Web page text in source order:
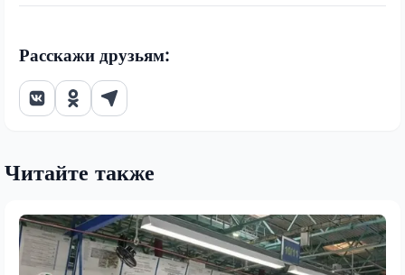
Расскажи друзьям:
Читайте также